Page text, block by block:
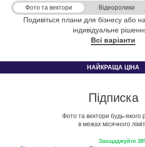
Фото та вектори Відеоролики
Подивіться плани для бізнесу або
індивідуальне
Всі варіанти
Підписка
Фото та вектори будь-якого
в межах місячного
Заощаджуйте